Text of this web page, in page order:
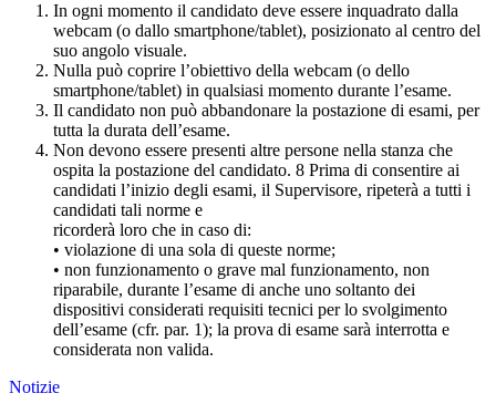
In ogni momento il candidato deve essere inquadrato dalla
webcam (o dallo smartphone/tablet), posizionato al centro del
suo angolo visuale.
Nulla può coprire l’obiettivo della webcam (o dello
smartphone/tablet) in qualsiasi momento durante l’esame.
Il candidato non può abbandonare la postazione di esami, per
tutta la durata dell’esame.
Non devono essere presenti altre persone nella stanza che
ospita la postazione del candidato. 8 Prima di consentire ai
candidati l’inizio degli esami, il Supervisore, ripeterà a tutti i
candidati tali norme e
ricorderà loro che in caso di:
• violazione di una sola di queste norme;
• non funzionamento o grave mal funzionamento, non
riparabile, durante l’esame di anche uno soltanto dei
dispositivi considerati requisiti tecnici per lo svolgimento
dell’esame (cfr. par. 1); la prova di esame sarà interrotta e
considerata non valida.
Notizie